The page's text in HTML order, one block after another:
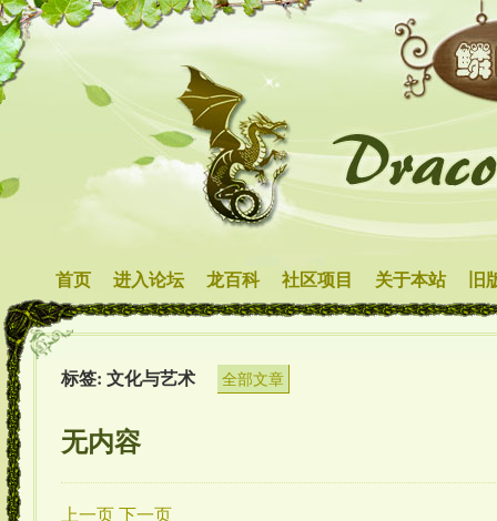
首页 进入论坛 龙百科 社区项目 关于本站 旧
标签: 文化与艺术 全部文章
无内容
上一页下一页